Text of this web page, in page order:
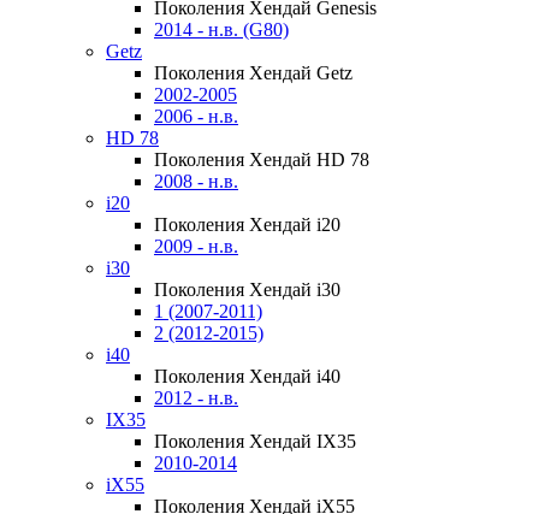
Поколения Хендай Genesis
2014 - н.в. (G80)
Getz
Поколения Хендай Getz
2002-2005
2006 - н.в.
HD 78
Поколения Хендай HD 78
2008 - н.в.
i20
Поколения Хендай i20
2009 - н.в.
i30
Поколения Хендай i30
1 (2007-2011)
2 (2012-2015)
i40
Поколения Хендай i40
2012 - н.в.
IX35
Поколения Хендай IX35
2010-2014
iX55
Поколения Хендай iX55